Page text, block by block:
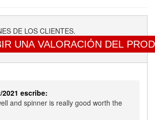
DE LOS CLIENTES.
UNA VALORACIÓN DEL
2021 escribe:
and spinner is really good worth the